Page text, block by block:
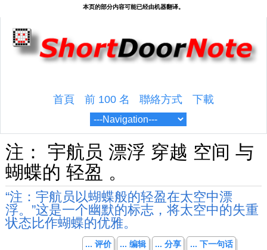
首頁 前 100 名 聯絡方式 下載
注： 宇航员 漂浮 穿越 空间 与
蝴蝶的 轻盈 。
“注：宇航员以蝴蝶般的轻盈在太空中漂
浮。”这是一个幽默的标志，将太空中的失重
状态比作蝴蝶的优雅。
... 评价 ... 编辑 ... 分享 ... 下一句话